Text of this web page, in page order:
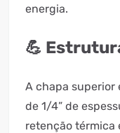
energia.
💪
A chapa superior
de 1/4” de
retenção térmica